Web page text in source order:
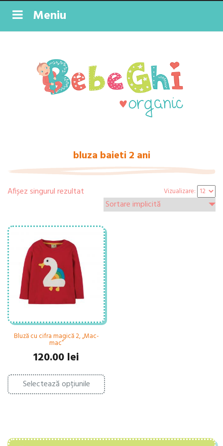
Meniu
bluza baieti 2 ani
Afișez singurul rezultat Vizualizare:
Bluză cu cifra magică 2, „Mac-
mac”
120.00 lei
Selectează opțiunile
Acest
produs
are
pot